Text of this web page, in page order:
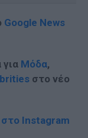
Google News
Μόδα,
στο νέο
Instagram